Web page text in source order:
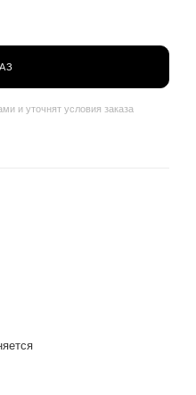
и уточнят условия заказа